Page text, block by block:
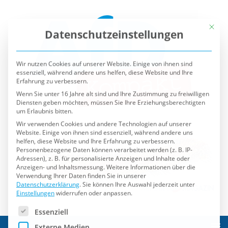
Wir nutzen Cookies auf unserer Website. Einige von ihnen sind
essenziell, während andere uns helfen, diese Website und Ihre
Erfahrung zu verbessern.
Wenn Sie unter 16 Jahre alt sind und Ihre Zustimmung zu freiwilligen
Diensten geben möchten, müssen Sie Ihre Erziehungsberechtigten
um Erlaubnis bitten.
Wir verwenden Cookies und andere Technologien auf unserer
Website. Einige von ihnen sind essenziell, während andere uns
helfen, diese Website und Ihre Erfahrung zu verbessern.
Personenbezogene Daten können verarbeitet werden (z. B. IP-
Adressen), z. B. für personalisierte Anzeigen und Inhalte oder
Anzeigen- und Inhaltsmessung.Weitere Informationen über die
Verwendung Ihrer Daten finden Sie in unserer
Datenschutzerklärung. Sie können Ihre Auswahl jederzeit unter
Einstellungenwiderrufen oder anpassen.
Es folgt eine Liste der Service-Gruppen, für die eine
Externe Medien